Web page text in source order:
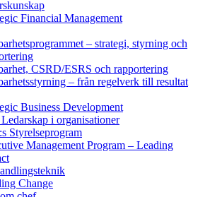
Financial Management
– strategi, styrning och
CSRD/ESRS och rapportering
– från regelverk till resultat
Business Development
i organisationer
Styrelseprogram
Management Program – Leading
Change